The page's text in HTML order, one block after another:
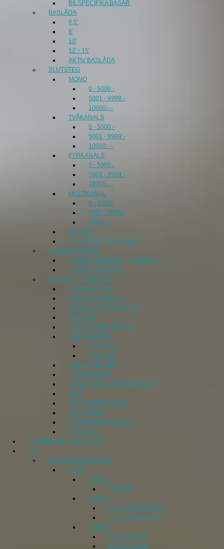
BILSPECIFIKA BASAR
BASLÅDA
6,5'
8'
10'
12' - 15'
AKTIV BASLÅDA
SLUTSTEG
MONO
0 - 5000:-
5001 - 9999:-
10000:- -
TVÅKANALS
0 - 5000:-
5001 - 9999:-
10000:- -
FYRKANALS
0 - 5000:-
5001 - 9999:-
10000:- -
MULTIKANAL
0 - 5000:-
5001 - 9999:-
10000:- -
24 VOLT
SLUTSTEG - TILLBEHÖR
LJUDPROCESSOR
LJUDPROCESSOR - TILLBEHÖR
LJUDPROCESSOR
KABLAR - TILLBEHÖR
3,5MM KABLAR
HÖGTALARKABLAR
ISOKABLAGE SLUTSTEG
KABELKIT
LÅGNIVÅ/ KONTAKTER
STRÖMKABEL
Hela rullar
Lösmeter
KABELSTRUMPA
KRYMPSLANG
KONTAKTER/ ANSLUTNINGAR
TEJP
SÄKRINGSHÅLLARE
SÄKRINGAR
DISTRIBUTIONSBLOCK
VERKTYG
KAMERA INTERFACE OEM
BIL
VAD PASSAR I MIN BIL
AUDI
Audi A1
A1 2010 -
Audi A2
A2 1999-2005 1DIN
A2 1999-2005 2DIN
Audi A3
A3 1996-2000
A3 2001-2003